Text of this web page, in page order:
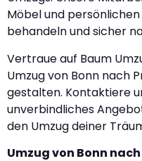
Möbel und
behandeln und sicher
Vertraue auf Baum
Umzug von Bonn nach
gestalten. Kontaktiere
unverbindliches
den Umzug deiner
Umzug von Bonn